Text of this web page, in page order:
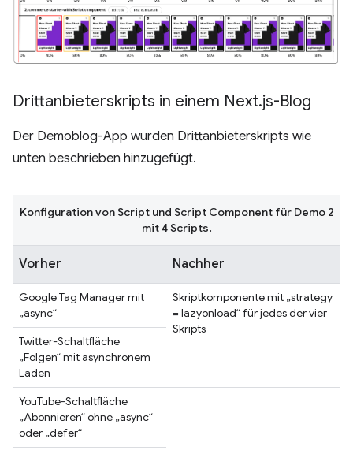
Drittanbieterskripts in einem Next.js-Blog
Der Demoblog-App wurden Drittanbieterskripts wie
unten beschrieben hinzugefügt.
Vorher Nachher
Google Tag Manager mit
„async“
Skriptkomponente mit „strategy
= lazyonload“ für jedes der vier
Skripts
Twitter-Schaltfläche
„Folgen“ mit asynchronem
Laden
YouTube-Schaltfläche
„Abonnieren“ ohne „async“
oder „defer“
Konfiguration von Script und Script Component für Demo 2
mit 4 Scripts.